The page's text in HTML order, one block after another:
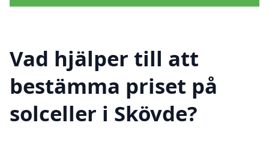
Vad hjälper till att
bestämma priset på
solceller i Skövde?